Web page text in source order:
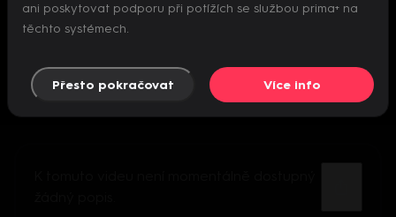
Nepodařilo se inicializovat přehrávač
ani poskytovat podporu při potížích se službou prima+ na
těchto systémech.
Přesto pokračovat Více info